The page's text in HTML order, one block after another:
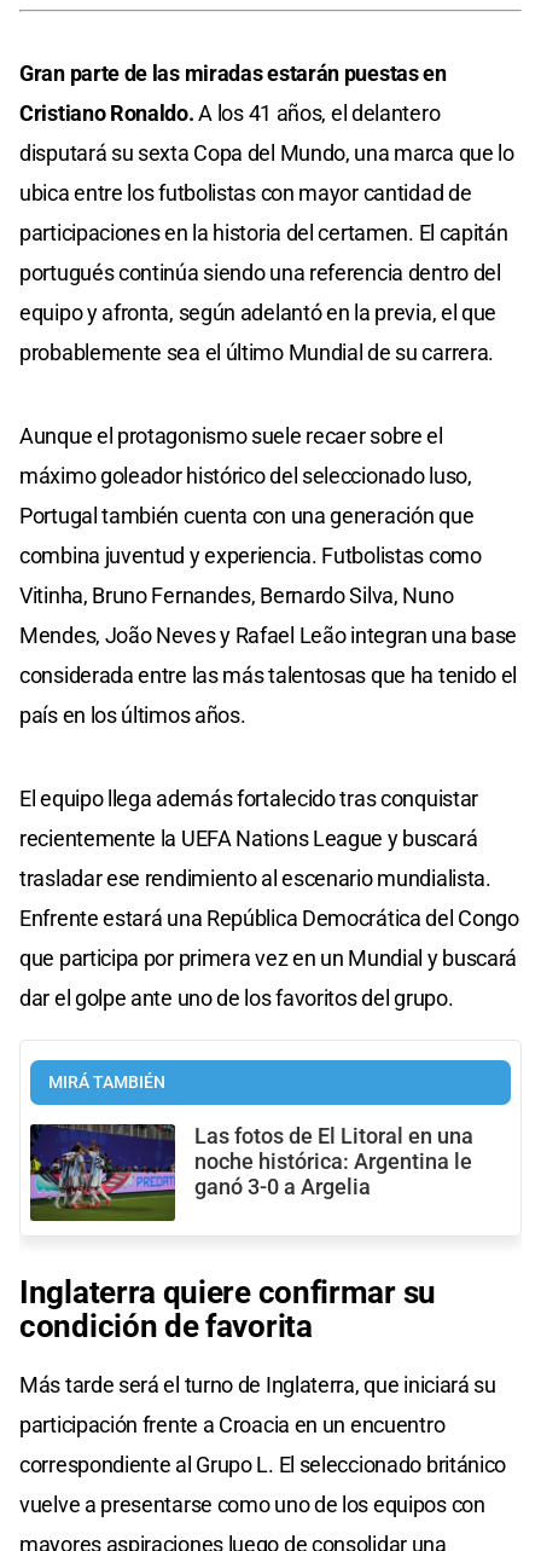
Gran parte de las miradas estarán puestas en
Cristiano Ronaldo.A los 41 años, el delantero
disputará su sexta Copa del Mundo, una marca que lo
ubica entre los futbolistas con mayor cantidad de
participaciones en la historia del certamen. El capitán
portugués continúa siendo una referencia dentro del
equipo y afronta, según adelantó en la previa, el que
probablemente sea el último Mundial de su carrera.
Aunque el protagonismo suele recaer sobre el
máximo goleador histórico del seleccionado luso,
Portugal también cuenta con una generación que
combina juventud y experiencia. Futbolistas como
Vitinha, Bruno Fernandes, Bernardo Silva, Nuno
Mendes, João Neves y Rafael Leão integran una base
considerada entre las más talentosas que ha tenido el
país en los últimos años.
El equipo llega además fortalecido tras conquistar
recientemente la UEFA Nations League y buscará
trasladar ese rendimiento al escenario mundialista.
Enfrente estará una República Democrática del Congo
que participa por primera vez en un Mundial y buscará
dar el golpe ante uno de los favoritos del grupo.
MIRÁ TAMBIÉN
Las fotos de El Litoral en una
noche histórica: Argentina le
ganó 3-0 a Argelia
Inglaterra quiere confirmar su
condición de favorita
Más tarde será el turno de Inglaterra, que iniciará su
participación frente a Croacia en un encuentro
correspondiente al Grupo L. El seleccionado británico
vuelve a presentarse como uno de los equipos con
mayores aspiraciones luego de consolidar una